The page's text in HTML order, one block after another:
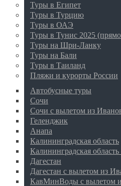
Туры в Египет
Туры в Турцию
Туры в ОАЭ
Туры в Тунис 2025
Туры на Шри-Ланку
Туры на Бали
Туры в Таиланд
Пляжи и курорты России
Автобусные туры
Сочи
Сочи с вылетом из
Геленджик
Анапа
Калининградская область
Калининградская
Дагестан
Дагестан с вылетом из
КавМинВоды с вылетом